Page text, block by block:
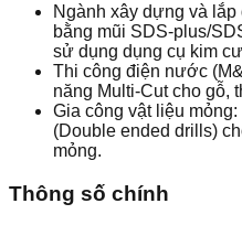
Ngành xây dựng và lắp
bằng mũi SDS-plus/
sử dụng dụng cụ kim
Thi công điện nước
năng Multi-Cut cho gỗ,
Gia công vật liệu
(Double ended drills)
mỏng.
Thông số chính